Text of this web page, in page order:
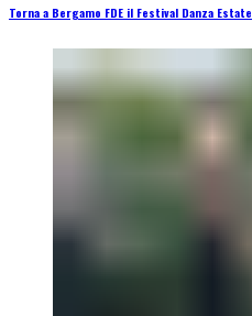
Torna a Bergamo FDE il Festival Danza Estate